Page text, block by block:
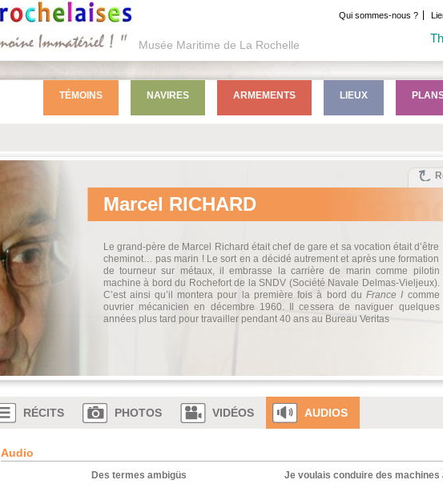
Musée Maritime de La Rochelle
Qui sommes-nous ?
Marcel RICHARD
Le grand-père de Marcel Richard était chef de gare et sa vocation était d’être
cheminot… pas marin ! Le sort en a décidé autrement et après une formation
de tourneur sur métaux, il embrasse la carrière de marin comme pilotin
machine à bord du Rochefort de la SNDV (Société Navale Delmas-Vieljeux).
C’est ainsi qu’il montera pour la première fois à bord duFrance I comme
ouvrier mécanicien en décembre 1960. Il cessera de naviguer quelques
années plus tard pour travailler pendant 40 ans au Bureau Veritas
RÉCITS PHOTOS VIDÉOS AUDIOS
Audio
Des termes ambigüs Je voulais conduire des machines
TÉMOINS NAVIRES ARMEMENTS LIEUX